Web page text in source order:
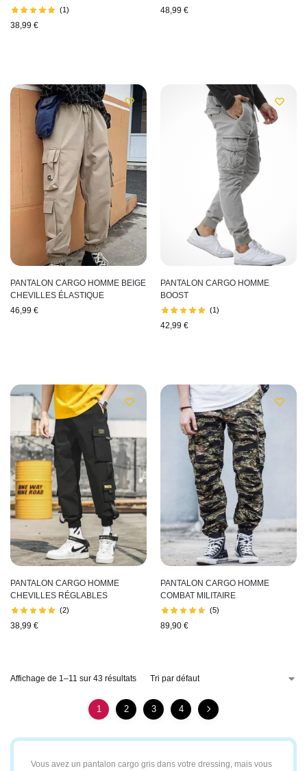
(1)
38,99 €
48,99 €
PANTALON CARGO HOMME BEIGE
CHEVILLES ÉLASTIQUE
46,99 €
PANTALON CARGO HOMME
BOOST
(1)
42,99 €
PANTALON CARGO HOMME
CHEVILLES RÉGLABLES
(2)
38,99 €
PANTALON CARGO HOMME
COMBAT MILITAIRE
(5)
89,90 €
Affichage de 1–11 sur 43 résultats
1 2 3 4
Vous avez un pantalon cargo gris dans votre dressing, mais vous